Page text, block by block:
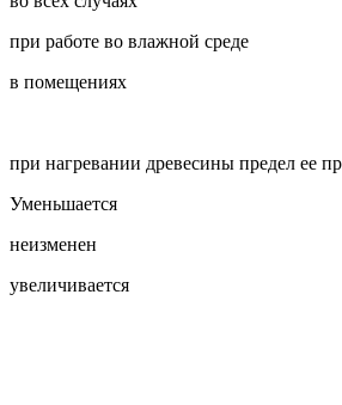
при работе во влажной среде
в помещениях
при нагревании древесины предел ее
Уменьшается
неизменен
увеличивается